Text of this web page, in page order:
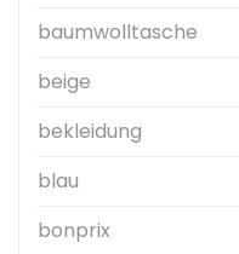
baumwolltasche
beige
bekleidung
blau
bonprix